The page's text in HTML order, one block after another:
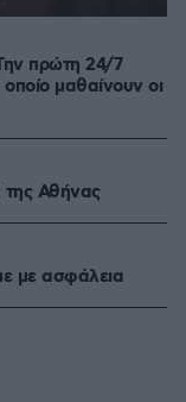
πρώτη 24/7
μαθαίνουν οι
της Αθήνας
με ασφάλεια